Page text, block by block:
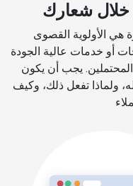
شعارك
هي الأولوية القصوى
أو خدمات عالية الجودة
يجب أن يكون
ولماذا تفعل ذلك، وكيف